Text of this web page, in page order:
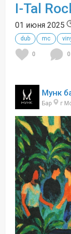
I-Tal
01 июня 2025
dub mc
0 0
Мунк
Бар г